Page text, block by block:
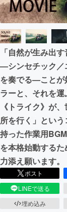
ビジ
まち
「自然が生み出
—シンセチック／
を奏でる—ことが
ラーと、それを
《トライク》が
所を行く」とい
持った作業用
を本格始動する
力添え願います。
ポスト
LINEで送る
埋め込み